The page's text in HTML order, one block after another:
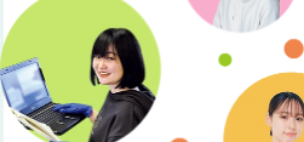
2026/02/07
【入学者のみなさまへ】令和8年度
定）
2025/07/18
【岡崎キャンパス】◇8/24(日) 心